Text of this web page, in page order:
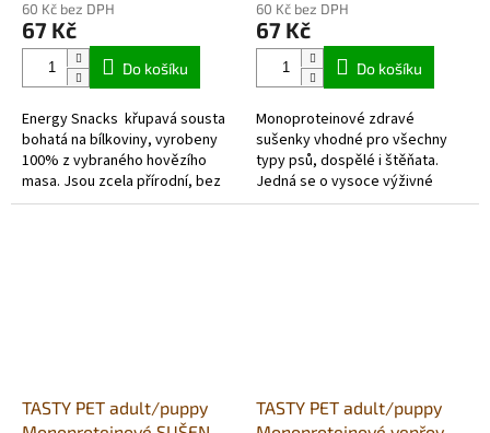
60 Kč bez DPH
67 Kč
Do košíku
Energy Snacks křupavá sousta
bohatá na bílkoviny, vyrobeny
100% z vybraného hovězího
masa. Jsou zcela přírodní, bez
obilovin a lepku.
60 Kč bez DPH
67 Kč
Do košíku
Monoproteinové zdravé
sušenky vhodné pro všechny
typy psů, dospělé i štěňata.
Jedná se o vysoce výživné
zdravé sušenky. Navíc obsahují
TASTY PET adult/puppy
TASTY PET adult/puppy